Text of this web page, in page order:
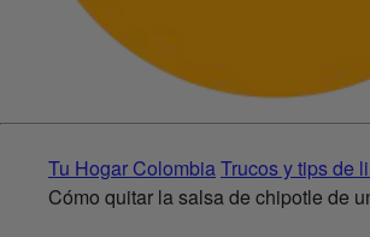
Tu Hogar ColombiaTrucos y tips de
Cómo quitar la salsa de chipotle de